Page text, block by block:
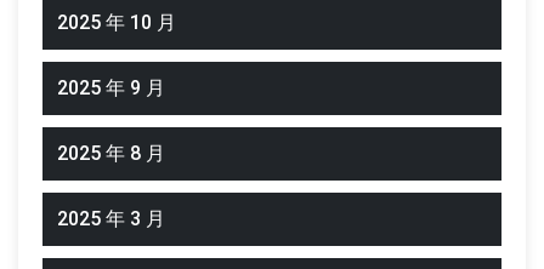
2025 年 10 月
2025 年 9 月
2025 年 8 月
2025 年 3 月